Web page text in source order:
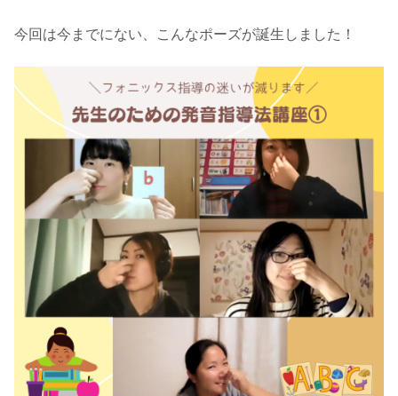
今回は今までにない、こんなポーズが誕生しました！